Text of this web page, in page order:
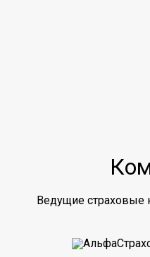
Ведущие страховые